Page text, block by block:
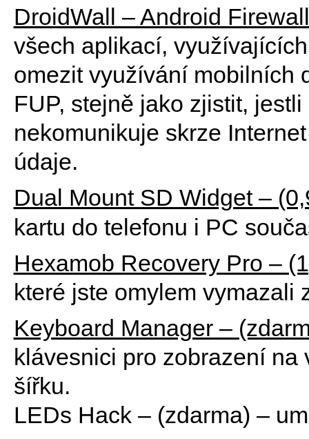
DroidWall – Android
všech aplikací,
omezit využívání mobilních
FUP, stejně jako zjistit,
nekomunikuje skrze
údaje.
Dual Mount SD Widget –
kartu do telefonu i PC
Hexamob Recovery Pro –
které jste omylem vymazali
Keyboard Manager –
klávesnici pro zobrazení
šířku.
LEDs Hack – (zdarma) –